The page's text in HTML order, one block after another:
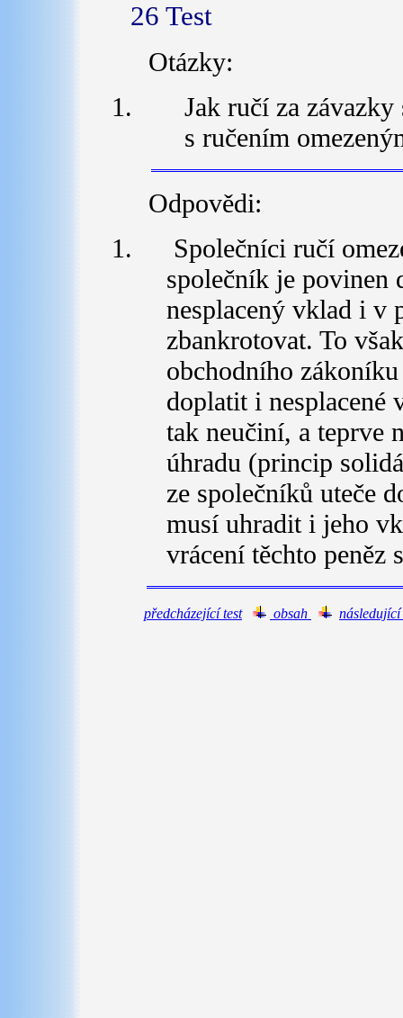
26 Test
Otázky:
Jak ručí za
s ručením
Odpovědi:
Společníci ručí
společník je povinen
nesplacený vklad i v
zbankrotovat. To
obchodního
doplatit i nesplacené
tak neučiní, a teprve
úhradu (princip
ze společníků uteče
musí uhradit i jeho
vrácení těchto
předcházející test obsah